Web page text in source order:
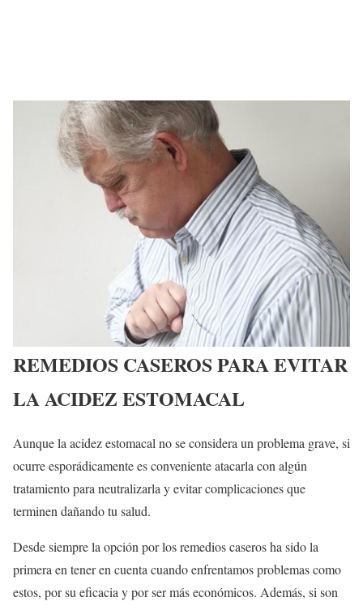
REMEDIOS CASEROS PARA EVITAR
LA ACIDEZ ESTOMACAL
Aunque la acidez estomacal no se considera un problema grave, si
ocurre esporádicamente es conveniente atacarla con algún
tratamiento para neutralizarla y evitar complicaciones que
terminen dañando tu salud.
Desde siempre la opción por los remedios caseros ha sido la
primera en tener en cuenta cuando enfrentamos problemas como
estos, por su eficacia y por ser más económicos. Además, si son